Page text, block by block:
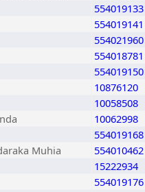
554019133
554019141
554021960
554018781
554019150
10876120
10058508
10062998
554019168
Muhia
554010462
15222934
554019176